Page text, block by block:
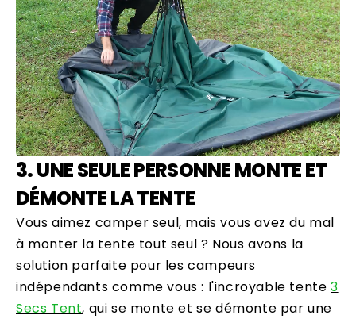
3. UNE SEULE PERSONNE MONTE ET
DÉMONTE LA TENTE
Vous aimez camper seul, mais vous avez du mal
à monter la tente tout seul ? Nous avons la
solution parfaite pour les campeurs
indépendants comme vous : l'incroyable tente3
Secs Tent, qui se monte et se démonte par une